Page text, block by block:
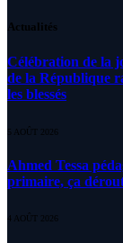
Actualités
Célébration de la
de la République
les blessés
5 AOÛT 2026
Ahmed Tessa
primaire, ça
4 AOÛT 2026